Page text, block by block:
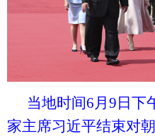
当地时间6月9日下
家主席习近平结束对